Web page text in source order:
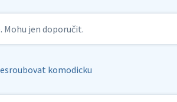
Mohu jen doporučit.
komodicku